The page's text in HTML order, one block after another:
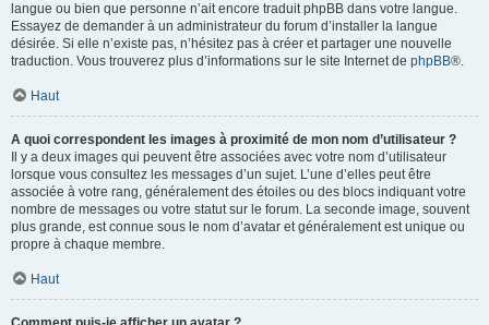
langue ou bien que personne n’ait encore traduit phpBB dans votre langue.
Essayez de demander à un administrateur du forum d’installer la langue
désirée. Si elle n’existe pas, n’hésitez pas à créer et partager une nouvelle
traduction. Vous trouverez plus d’informations sur le site Internet de phpBB®.
Haut
A quoi correspondent les images à proximité de mon nom d’utilisateur ?
Il y a deux images qui peuvent être associées avec votre nom d’utilisateur
lorsque vous consultez les messages d’un sujet. L’une d’elles peut être
associée à votre rang, généralement des étoiles ou des blocs indiquant votre
nombre de messages ou votre statut sur le forum. La seconde image, souvent
plus grande, est connue sous le nom d’avatar et généralement est unique ou
propre à chaque membre.
Haut